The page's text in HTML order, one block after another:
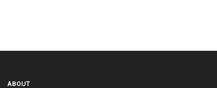
ABOUT